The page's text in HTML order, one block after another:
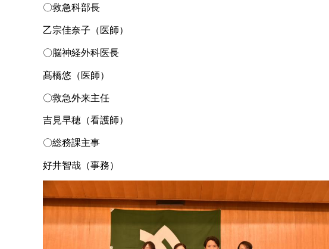
〇救急科部長
乙宗佳奈子（医師）
〇脳神経外科医長
髙橋悠（医師）
〇救急外来主任
吉見早穂（看護師）
〇総務課主事
好井智哉（事務）